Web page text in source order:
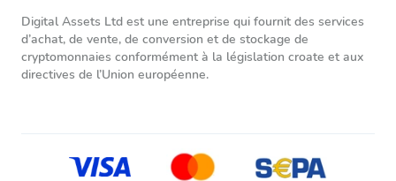
Digital Assets Ltd est une entreprise qui fournit des services
d’achat, de vente, de conversion et de stockage de
cryptomonnaies conformément à la législation croate et aux
directives de l’Union européenne.